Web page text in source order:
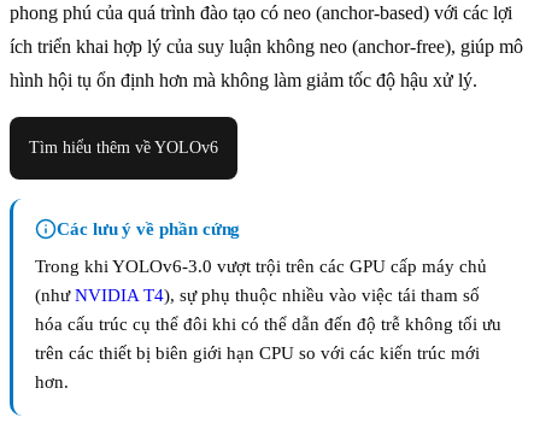
phong phú của quá trình đào tạo có neo (anchor-based) với các lợi
ích triển khai hợp lý của suy luận không neo (anchor-free), giúp mô
hình hội tụ ổn định hơn mà không làm giảm tốc độ hậu xử lý.
Tìm hiểu thêm về YOLOv6
Các lưu ý về phần cứng
Trong khi YOLOv6-3.0 vượt trội trên các GPU cấp máy chủ
(nhưNVIDIA T4), sự phụ thuộc nhiều vào việc tái tham số
hóa cấu trúc cụ thể đôi khi có thể dẫn đến độ trễ không tối ưu
trên các thiết bị biên giới hạn CPU so với các kiến trúc mới
hơn.